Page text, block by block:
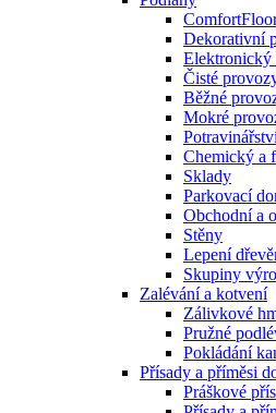
Dekorativní
Elektronický
Čisté
Běžné
Mokré
Chemický a
Sklady
Parkovací
Obchodní a
Stěny
Lepení
Skupiny
Zalévání a kotvení
Zálivkové
Pružné
Pokládání
Přísady a příměsi
Práškové